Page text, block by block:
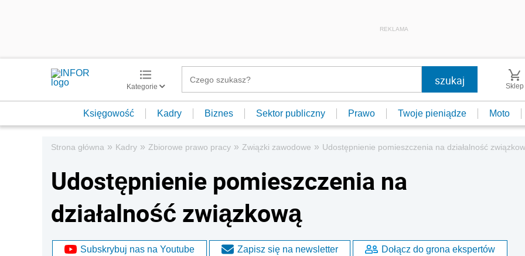
REKLAMA
Kategorie Sklep
Księgowość Kadry Biznes Sektor publiczny Prawo Twoje pieniądze Moto
Strona główna » Kadry » Zbiorowe prawo pracy » Związki zawodowe » Udostępnienie pomieszczenia na działalność
Udostępnienie pomieszczenia na
działalność związkową
Subskrybuj nas na Youtube Zapisz się na newsletter Dołącz do grona ekspertów